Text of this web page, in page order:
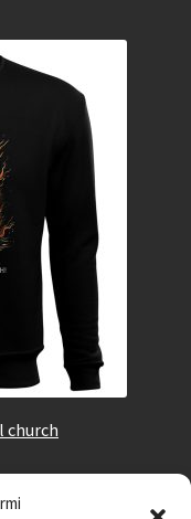
church